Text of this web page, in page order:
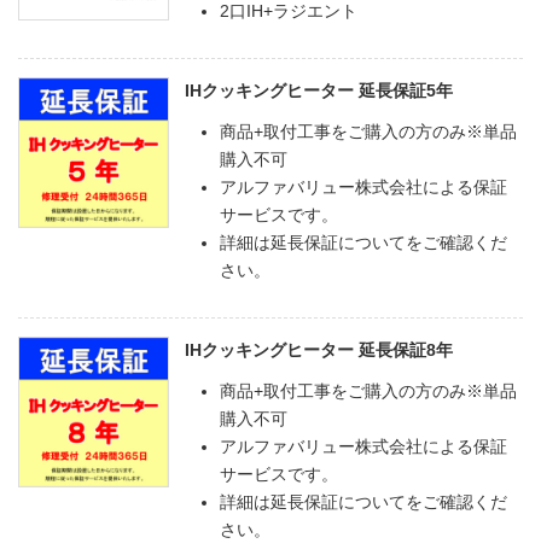
2口IH+ラジエント
IHクッキングヒーター 延長保証5年
商品+取付工事をご購入の方のみ※単品
購入不可
アルファバリュー株式会社による保証
サービスです。
詳細は延長保証についてをご確認くだ
さい。
IHクッキングヒーター 延長保証8年
商品+取付工事をご購入の方のみ※単品
購入不可
アルファバリュー株式会社による保証
サービスです。
詳細は延長保証についてをご確認くだ
さい。